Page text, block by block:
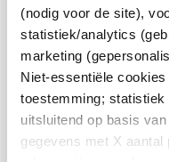
(nodig voor de site),
statistiek/analytics
marketing
Niet-essentiële
toestemming;
uitsluitend op basis
gegevens met X aantal
Over DA
Klantenservice
Assortiment